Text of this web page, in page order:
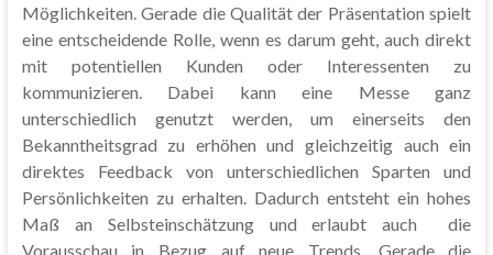
Möglichkeiten. Gerade die Qualität der Präsentation spielt
eine entscheidende Rolle, wenn es darum geht, auch direkt
mit potentiellen Kunden oder Interessenten zu
kommunizieren. Dabei kann eine Messe ganz
unterschiedlich genutzt werden, um einerseits den
Bekanntheitsgrad zu erhöhen und gleichzeitig auch ein
direktes Feedback von unterschiedlichen Sparten und
Persönlichkeiten zu erhalten. Dadurch entsteht ein hohes
Maß an Selbsteinschätzung und erlaubt auch die
Vorausschau in Bezug auf neue Trends. Gerade die